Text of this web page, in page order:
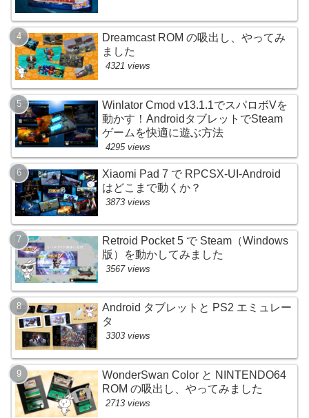
Dreamcast ROM の吸出し、やってみ
ました
4321 views
Winlator Cmod v13.1.1でスパロボVを
動かす！AndroidタブレットでSteam
ゲームを快適に遊ぶ方法
4295 views
Xiaomi Pad 7 で RPCSX-UI-Android
はどこまで動くか？
3873 views
Retroid Pocket 5 で Steam（Windows
版）を動かしてみました
3567 views
Android タブレットと PS2 エミュレー
タ
3303 views
WonderSwan Color と NINTENDO64
ROM の吸出し、やってみました
2713 views